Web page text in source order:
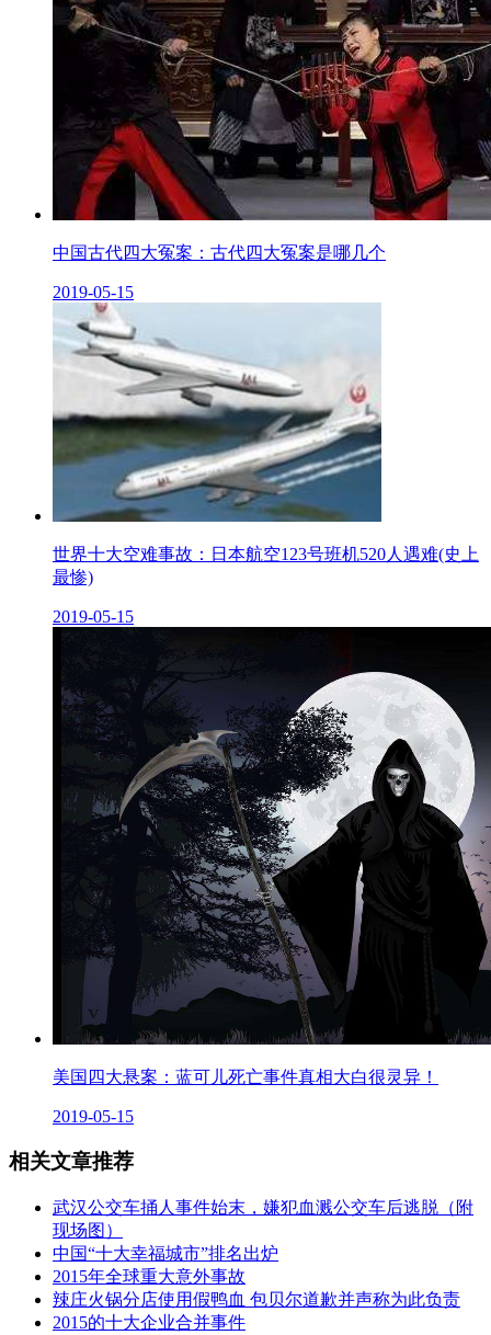
中国古代四大冤案：古代四大冤案是哪几个
2019-05-15
世界十大空难事故：日本航空123号班机520人遇难(史上
最惨)
2019-05-15
美国四大悬案：蓝可儿死亡事件真相大白很灵异！
2019-05-15
相关文章推荐
武汉公交车捅人事件始末，嫌犯血溅公交车后逃脱（附
现场图）
中国“十大幸福城市”排名出炉
2015年全球重大意外事故
辣庄火锅分店使用假鸭血 包贝尔道歉并声称为此负责
2015的十大企业合并事件